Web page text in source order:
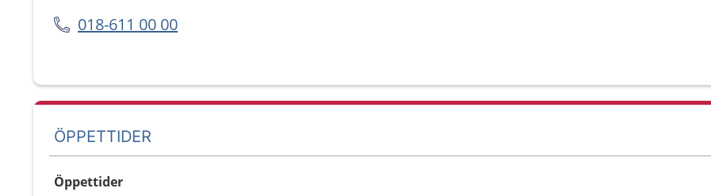
018-611 00 00
ÖPPETTIDER
Öppettider